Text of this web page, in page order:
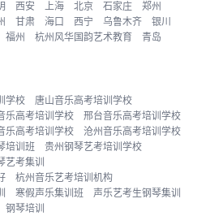
西安 上海 北京 石家庄
郑州
甘肃 海口 西宁 乌鲁木齐
银川
福州 杭州风华国韵艺术教育
青岛
学校
唐山音乐高考培训学校
乐高考培训学校
邢台音乐高考培训学校
乐高考培训学校
沧州音乐高考培训学校
培训班
贵州钢琴艺考培训学校
艺考集训
杭州音乐艺考培训机构
寒假声乐集训班
声乐艺考生钢琴集训
钢琴培训